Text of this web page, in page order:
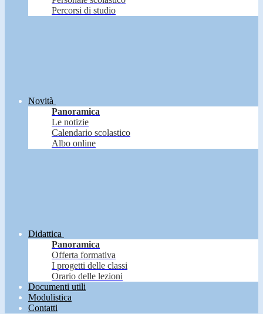
Percorsi di studio
Novità
Panoramica
Le notizie
Calendario scolastico
Albo online
Didattica
Panoramica
Offerta formativa
I progetti delle classi
Orario delle lezioni
Documenti utili
Modulistica
Contatti